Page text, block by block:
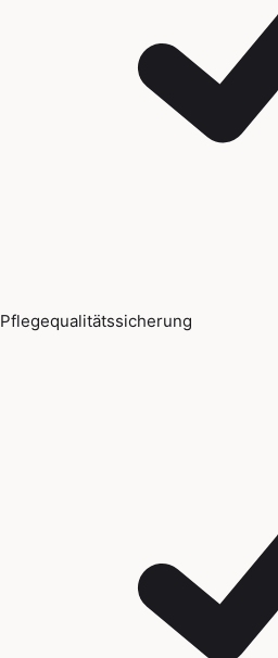
Pflegequalitätssicherung